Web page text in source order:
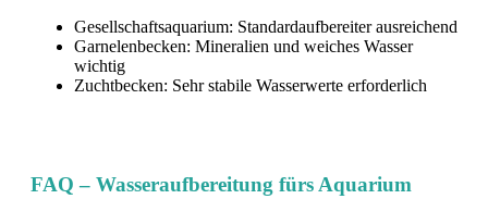
Gesellschaftsaquarium: Standardaufbereiter ausreichend
Garnelenbecken: Mineralien und weiches Wasser
wichtig
Zuchtbecken: Sehr stabile Wasserwerte erforderlich
FAQ – Wasseraufbereitung fürs Aquarium